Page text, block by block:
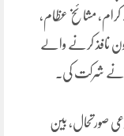
مشائخ عظام،
نافذ کرنے والے
نے شرکت کی۔
صورتحال، بین